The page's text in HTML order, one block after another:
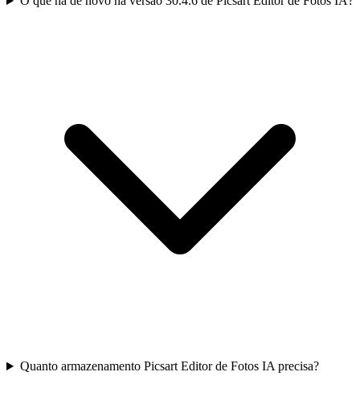
Quanto armazenamento Picsart Editor de Fotos IA precisa?